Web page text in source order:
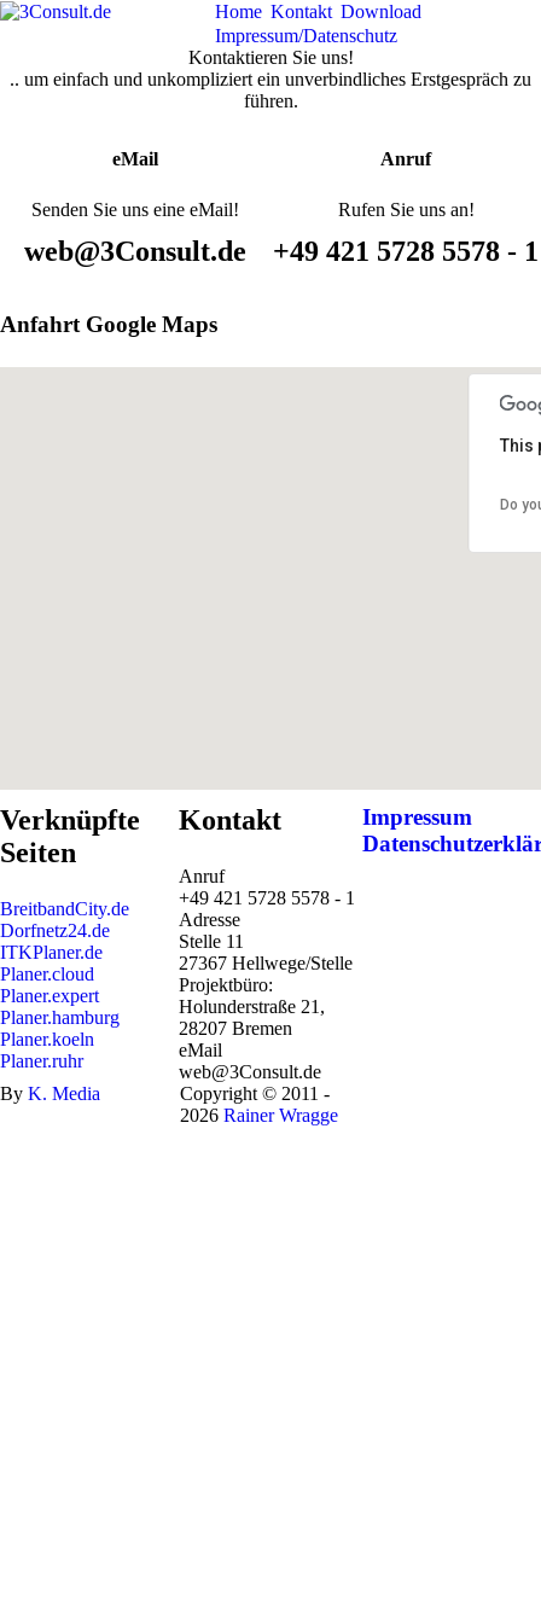
Home Kontakt Download
Impressum/Datenschutz
Kontaktieren Sie uns!
.. um einfach und unkompliziert ein unverbindliches Erstgespräch zu
führen.
eMail
Senden Sie uns eine eMail!
web@3Consult.de
Anruf
Rufen Sie uns an!
+49 421 5728 5578 - 1
Anfahrt Google Maps
This
Do
Verknüpfte
Seiten
BreitbandCity.de
Dorfnetz24.de
ITKPlaner.de
Planer.cloud
Planer.expert
Planer.hamburg
Planer.koeln
Planer.ruhr
Kontakt
Anruf
+49 421 5728 5578 - 1
Adresse
Stelle 11
27367 Hellwege/Stelle
Projektbüro:
Holunderstraße 21,
28207 Bremen
eMail
web@3Consult.de
Impressum
By K. Media
Copyright © 2011 -
2026Rainer Wragge